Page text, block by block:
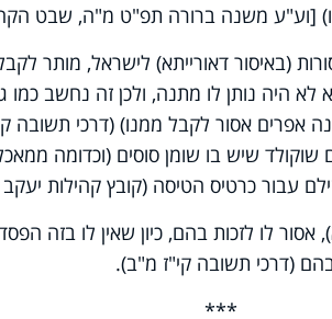
[וע"ע משנה ברורה תפ"ט מ"ה, שבט
(באיסור דאורייתא) לישראל, מותר
היה נותן לו מתנה, ולכן זה נחשב כמו
אפרים אסור לקבל ממנו) (דרכי תשובה
שוקולד שיש בו שומן סוסים (וכדומה
עבור כרטיס הטיסה (קובץ קהילות
אסור לו לזכות בהם, כיון שאין לו בזה
(דרכי תשובה קי"ז מ"ב).
***